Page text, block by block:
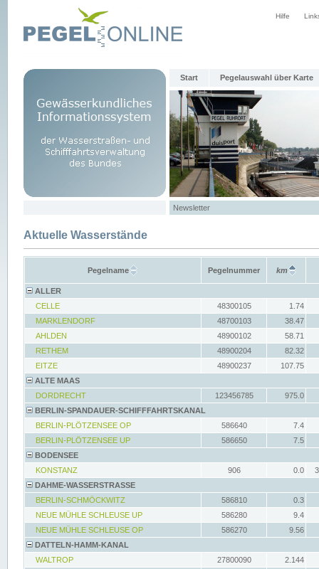
Hilfe
Start Pegelauswahl über Karte
Newsletter
Aktuelle Wasserstände
Pegelname Pegelnummer km
ALLER
CELLE
48300105
1.74
MARKLENDORF
48700103
38.47
AHLDEN
48900102
58.71
RETHEM
48900204
82.32
EITZE
48900237
107.75
ALTE MAAS
DORDRECHT
123456785
975.0
BERLIN-SPANDAUER-SCHIFFFAHRTSKANAL
BERLIN-PLÖTZENSEE OP
586640
7.4
BERLIN-PLÖTZENSEE UP
586650
7.5
BODENSEE
KONSTANZ
906 0.0
DAHME-WASSERSTRASSE
BERLIN-SCHMÖCKWITZ
586810
0.3
NEUE MÜHLE SCHLEUSE UP
586280
9.4
NEUE MÜHLE SCHLEUSE OP
586270
9.56
DATTELN-HAMM-KANAL
WALTROP
27800090
2.144